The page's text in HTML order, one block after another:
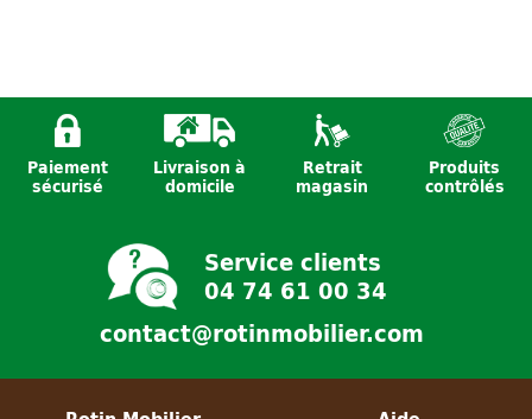
Paiement
sécurisé
Livraison à
domicile
Retrait
magasin
Produits
contrôlés
Service clients
04 74 61 00 34
contact@rotinmobilier.com